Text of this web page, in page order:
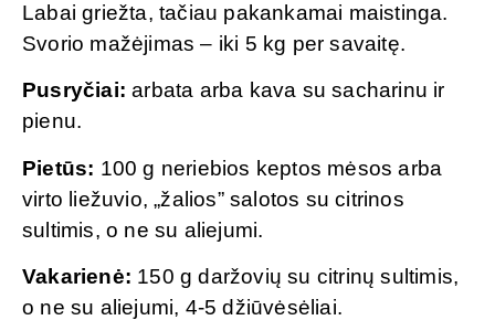
Labai griežta, tačiau pakankamai maistinga.
Svorio mažėjimas – iki 5 kg per savaitę.
Pusryčiai: arbata arba kava su sacharinu ir
pienu.
Pietūs: 100 g neriebios keptos mėsos arba
virto liežuvio, „žalios” salotos su citrinos
sultimis, o ne su aliejumi.
Vakarienė: 150 g daržovių su citrinų sultimis,
o ne su aliejumi, 4-5 džiūvėsėliai.